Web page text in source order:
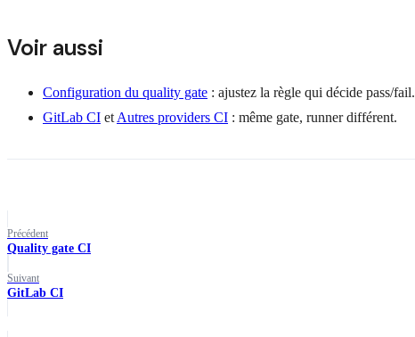
Voir aussi
Configuration du quality gate : ajustez la règle qui décide pass/fail.
GitLab CI et Autres providers CI : même gate, runner différent.
Précédent
Quality gate CI
Suivant
GitLab CI